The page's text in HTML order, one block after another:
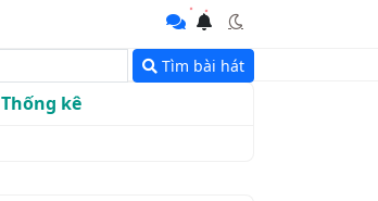
Tìm bài hát
Thống kê